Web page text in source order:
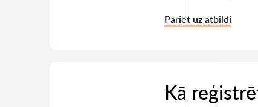
Pāriet uz atbildi
Kā